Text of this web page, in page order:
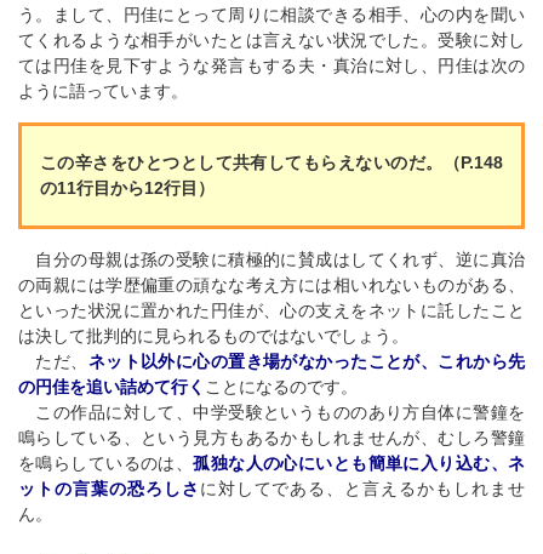
う。まして、円佳にとって周りに相談できる相手、心の内を聞い
てくれるような相手がいたとは言えない状況でした。受験に対し
ては円佳を見下すような発言もする夫・真治に対し、円佳は次の
ように語っています。
この辛さをひとつとして共有してもらえないのだ。（P.148
の11行目から12行目）
自分の母親は孫の受験に積極的に賛成はしてくれず、逆に真治
の両親には学歴偏重の頑なな考え方には相いれないものがある、
といった状況に置かれた円佳が、心の支えをネットに託したこと
は決して批判的に見られるものではないでしょう。
ただ、 ネット以外に心の置き場がなかったことが、これから先
の円佳を追い詰めて行く ことになるのです。
この作品に対して、中学受験というもののあり方自体に警鐘を
鳴らしている、という見方もあるかもしれませんが、むしろ警鐘
を鳴らしているのは、孤独な人の心にいとも簡単に入り込む、ネ
ットの言葉の恐ろしさ に対してである、と言えるかもしれませ
ん。